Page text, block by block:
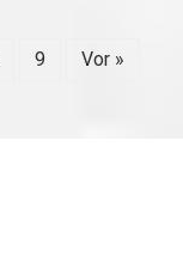
9 Vor »